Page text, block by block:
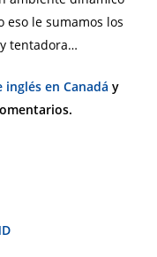
eso le sumamos los
tentadora…
en Canadá y